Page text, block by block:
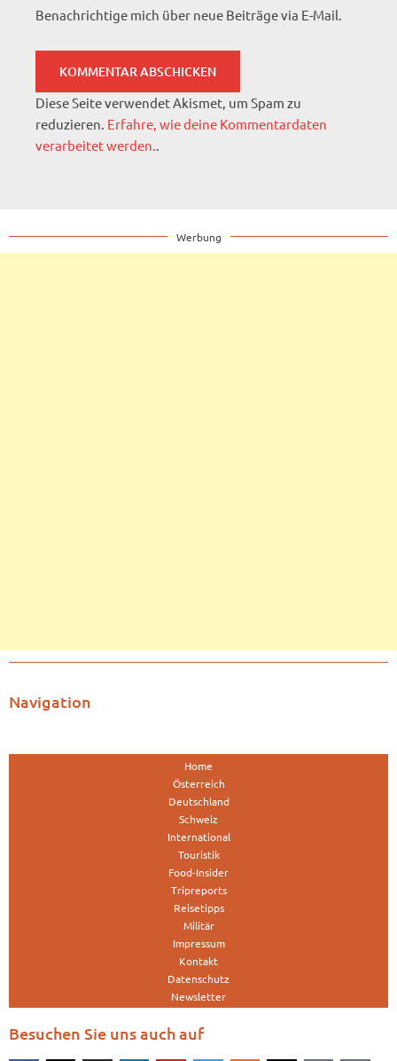
Benachrichtige mich über neue Beiträge via E-Mail.
Diese Seite verwendet Akismet, um Spam zu
reduzieren. Erfahre, wie deine Kommentardaten
verarbeitet werden.
Werbung
Navigation
Home
Österreich
Deutschland
Schweiz
International
Touristik
Food-Insider
Tripreports
Reisetipps
Militär
Impressum
Kontakt
Datenschutz
Newsletter
Besuchen Sie uns auch auf